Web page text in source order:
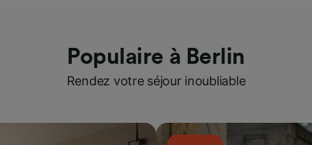
Populaire à Berlin
Rendez votre séjour inoubliable